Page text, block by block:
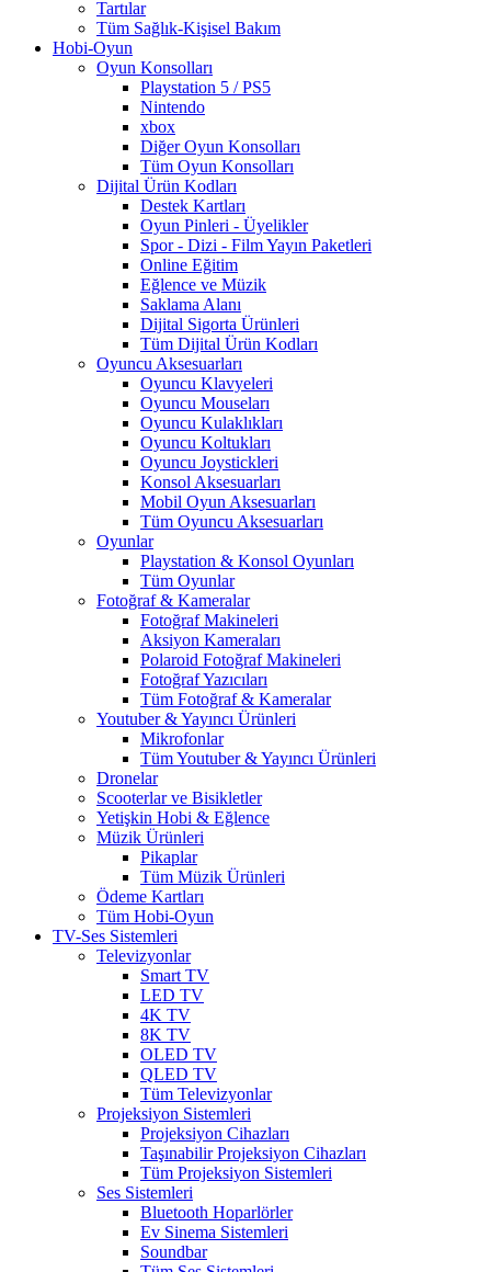
Tartılar
Tüm Sağlık-Kişisel Bakım
Hobi-Oyun
Oyun Konsolları
Playstation 5 / PS5
Nintendo
xbox
Diğer Oyun Konsolları
Tüm Oyun Konsolları
Dijital Ürün Kodları
Destek Kartları
Oyun Pinleri - Üyelikler
Spor - Dizi - Film Yayın Paketleri
Online Eğitim
Eğlence ve Müzik
Saklama Alanı
Dijital Sigorta Ürünleri
Tüm Dijital Ürün Kodları
Oyuncu Aksesuarları
Oyuncu Klavyeleri
Oyuncu Mouseları
Oyuncu Kulaklıkları
Oyuncu Koltukları
Oyuncu Joystickleri
Konsol Aksesuarları
Mobil Oyun Aksesuarları
Tüm Oyuncu Aksesuarları
Oyunlar
Playstation & Konsol Oyunları
Tüm Oyunlar
Fotoğraf & Kameralar
Fotoğraf Makineleri
Aksiyon Kameraları
Polaroid Fotoğraf Makineleri
Fotoğraf Yazıcıları
Tüm Fotoğraf & Kameralar
Youtuber & Yayıncı Ürünleri
Mikrofonlar
Tüm Youtuber & Yayıncı Ürünleri
Dronelar
Scooterlar ve Bisikletler
Yetişkin Hobi & Eğlence
Müzik Ürünleri
Pikaplar
Tüm Müzik Ürünleri
Ödeme Kartları
Tüm Hobi-Oyun
TV-Ses Sistemleri
Televizyonlar
Smart TV
LED TV
4K TV
8K TV
OLED TV
QLED TV
Tüm Televizyonlar
Projeksiyon Sistemleri
Projeksiyon Cihazları
Taşınabilir Projeksiyon Cihazları
Tüm Projeksiyon Sistemleri
Ses Sistemleri
Bluetooth Hoparlörler
Ev Sinema Sistemleri
Soundbar